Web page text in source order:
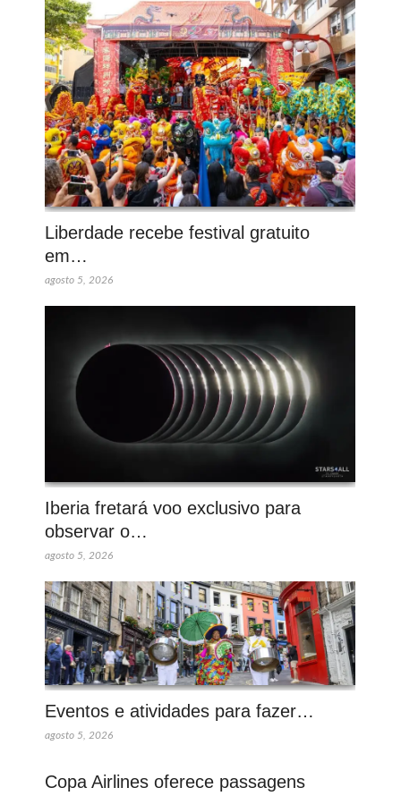
Liberdade recebe festival gratuito
em…
agosto 5, 2026
Iberia fretará voo exclusivo para
observar o…
agosto 5, 2026
Eventos e atividades para fazer…
agosto 5, 2026
Copa Airlines oferece passagens